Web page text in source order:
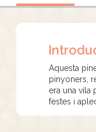
Aquesta
pinyoners,
era una vila
festes i